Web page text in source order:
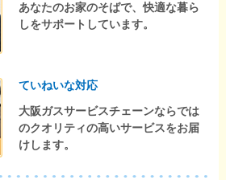
あなたのお家のそばで、快適な暮ら
しをサポートしています。
ていねいな対応
大阪ガスサービスチェーンならでは
のクオリティの高いサービスをお届
けします。